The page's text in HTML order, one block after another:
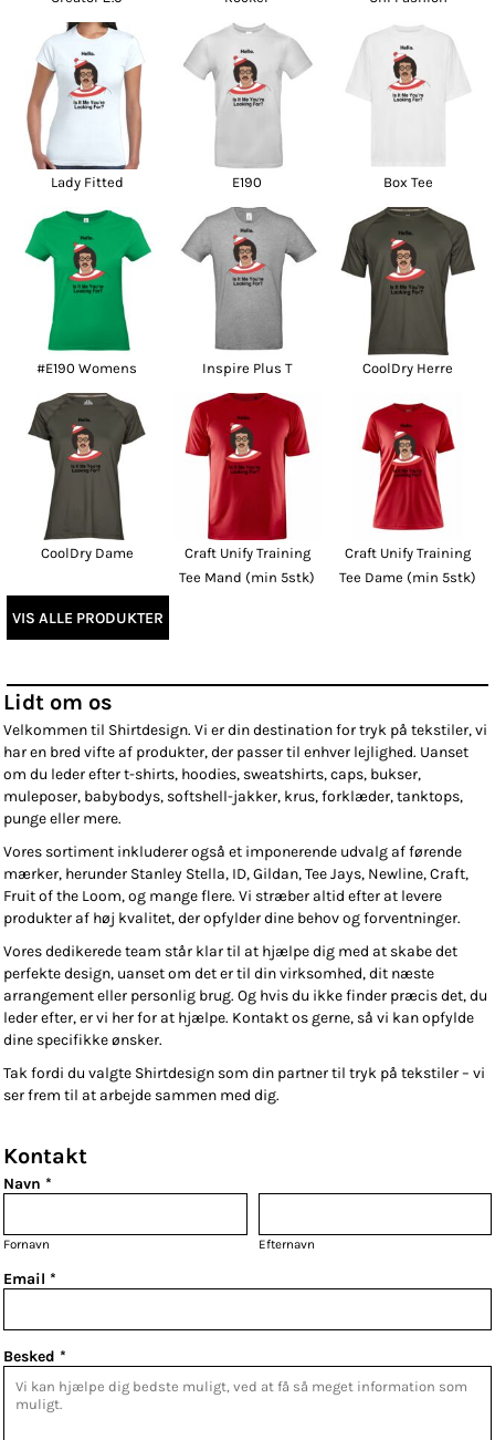
Lady Fitted E190 Box Tee
#E190 Womens Inspire Plus T CoolDry Herre
CoolDry Dame
Craft Unify Training
Tee Mand (min 5stk)
Craft Unify Training
Tee Dame (min 5stk)
VIS ALLE PRODUKTER
Lidt om os
Velkommen til Shirtdesign. Vi er din destination for tryk på tekstiler, vi
har en bred vifte af produkter, der passer til enhver lejlighed. Uanset
om du leder efter t-shirts, hoodies, sweatshirts, caps, bukser,
muleposer, babybodys, softshell-jakker, krus, forklæder, tanktops,
punge eller mere.
Vores sortiment inkluderer også et imponerende udvalg af førende
mærker, herunder Stanley Stella, ID, Gildan, Tee Jays, Newline, Craft,
Fruit of the Loom, og mange flere. Vi stræber altid efter at levere
produkter af høj kvalitet, der opfylder dine behov og forventninger.
Vores dedikerede team står klar til at hjælpe dig med at skabe det
perfekte design, uanset om det er til din virksomhed, dit næste
arrangement eller personlig brug. Og hvis du ikke finder præcis det, du
leder efter, er vi her for at hjælpe. Kontakt os gerne, så vi kan opfylde
dine specifikke ønsker.
Tak fordi du valgte Shirtdesign som din partner til tryk på tekstiler – vi
ser frem til at arbejde sammen med dig.
Kontakt
Navn *
Fornavn Efternavn
Email *
Besked *